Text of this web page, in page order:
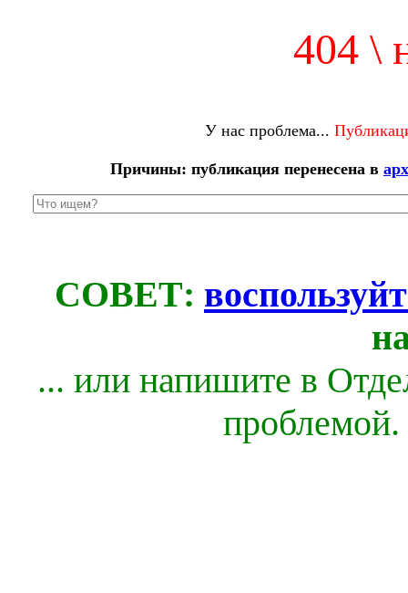
404 \
У нас проблема...
Причины: публикация перенесена в
СОВЕТ:
... или напишите в